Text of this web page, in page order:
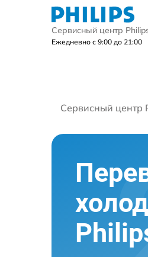
Сервисный центр
Ежедневно с 9:00 до 21:00
Сервисный центр